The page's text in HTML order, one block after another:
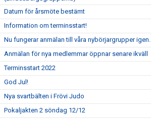
Datum för årsmöte bestämt
Information om terminsstart!
Nu fungerar anmälan till våra nybörjargrupper igen.
Anmälan för nya medlemmar öppnar senare ikväll
Terminsstart 2022
God Jul!
Nya svartbälten i Frövi Judo
Pokaljakten 2 söndag 12/12